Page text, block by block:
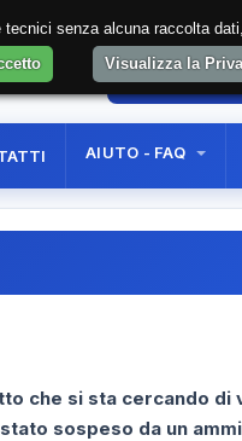
AREA
AIUTO - FAQ
che si sta cercando di
sospeso da un
senza alcuna raccolta
Visualizza la